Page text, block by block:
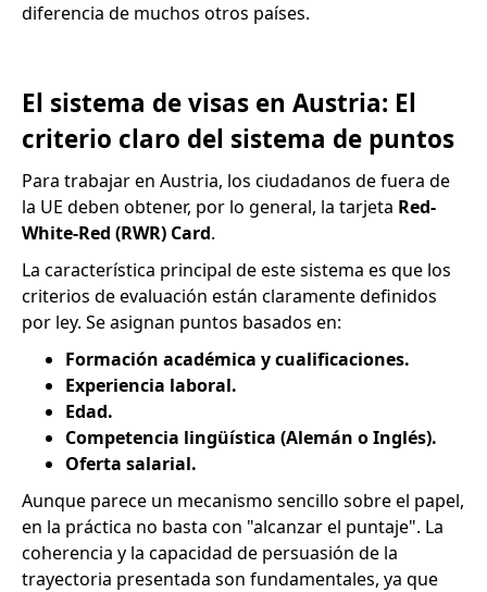
diferencia de muchos otros países.
El sistema de visas en Austria: El
criterio claro del sistema de puntos
Para trabajar en Austria, los ciudadanos de fuera de
la UE deben obtener, por lo general, la tarjeta Red-
White-Red (RWR) Card.
La característica principal de este sistema es que los
criterios de evaluación están claramente definidos
por ley. Se asignan puntos basados en:
Formación académica y cualificaciones.
Experiencia laboral.
Edad.
Competencia lingüística (Alemán o Inglés).
Oferta salarial.
Aunque parece un mecanismo sencillo sobre el papel,
en la práctica no basta con "alcanzar el puntaje". La
coherencia y la capacidad de persuasión de la
trayectoria presentada son fundamentales, ya que